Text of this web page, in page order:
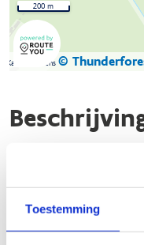
Toestemming
Kaartgegevens ©
200 m
De blauwe lus van de
paden. De route is goed
van Brasschaat.